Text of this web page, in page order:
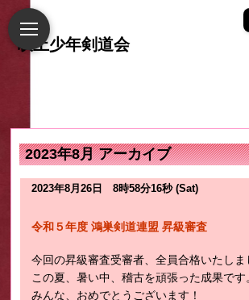
2023年8月 アーカイブ
2023年8月26日 8時58分16秒 (Sat)
令和５年度 鴻巣剣道連盟 昇級審査
今回の昇級審査受審者、全員合格いたしま
この夏、暑い中、稽古を頑張った成果です
みんな、おめでとうございます！